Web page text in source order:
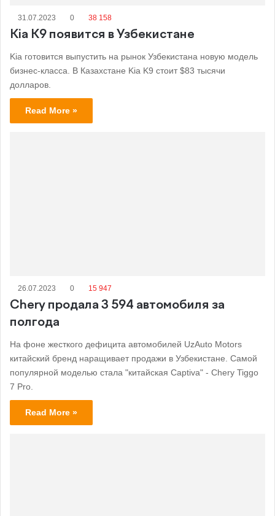
31.07.2023 0 38 158
Kia K9 появится в Узбекистане
Kia готовится выпустить на рынок Узбекистана новую модель
бизнес-класса. В Казахстане Kia K9 стоит $83 тысячи
долларов.
Read More »
26.07.2023 0 15 947
Chery продала 3 594 автомобиля за
полгода
На фоне жесткого дефицита автомобилей UzAuto Motors
китайский бренд наращивает продажи в Узбекистане. Самой
популярной моделью стала "китайская Captiva" - Chery Tiggo
7 Pro.
Read More »